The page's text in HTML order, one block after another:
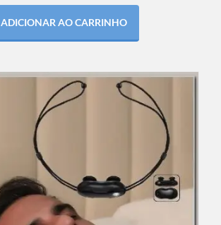
ADICIONAR AO CARRINHO